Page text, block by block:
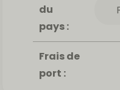
du
pays :
Frais de
port :